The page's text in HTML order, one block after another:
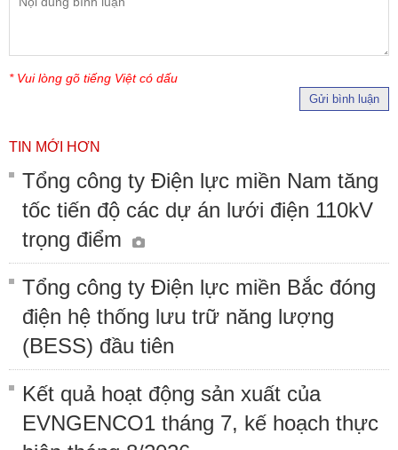
* Vui lòng gõ tiếng Việt có dấu
Gửi bình luận
TIN MỚI HƠN
Tổng công ty Điện lực miền Nam tăng
tốc tiến độ các dự án lưới điện 110kV
trọng điểm
Tổng công ty Điện lực miền Bắc đóng
điện hệ thống lưu trữ năng lượng
(BESS) đầu tiên
Kết quả hoạt động sản xuất của
EVNGENCO1 tháng 7, kế hoạch thực